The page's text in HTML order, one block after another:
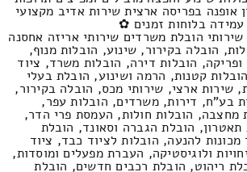
אופנה בפריסה ארצית שירות אדיב מקצועי
בלוחות זמנים ✿
שירותי הובלת משרדים שירותי אריזה אחסנה
הובלה בקירור, שינוע, הובלות מנוף,
הובלות דירה, הובלות משרד, ציוד
קטנות, הרמה ושינוע, הובלת בעלי
שירות ארצי, שירותי מכס, הובלה בקירור,
בע"ח, דירות, משרדים, הובלות עפר,
מחצבה, הובלות חולות, העמסת פרי הדר,
תאטרון, הובלת הגברה וסאונד, הובלת
מכונות להנעה, הובלות לציוד כבד, ציוד
ולוגיסטיקה, העברת מפעלים ומוסדות,
ריהוט, הובלת רכבים חדשים, הובלת